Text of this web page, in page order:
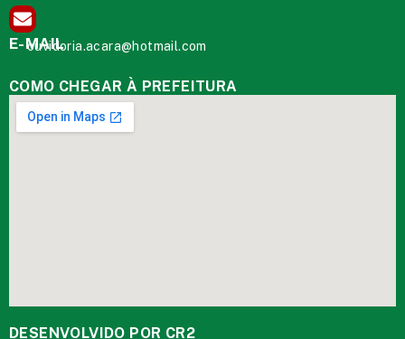
E-MAIL
ouvidoria.acara@hotmail.com
COMO CHEGAR À PREFEITURA
DESENVOLVIDO POR CR2